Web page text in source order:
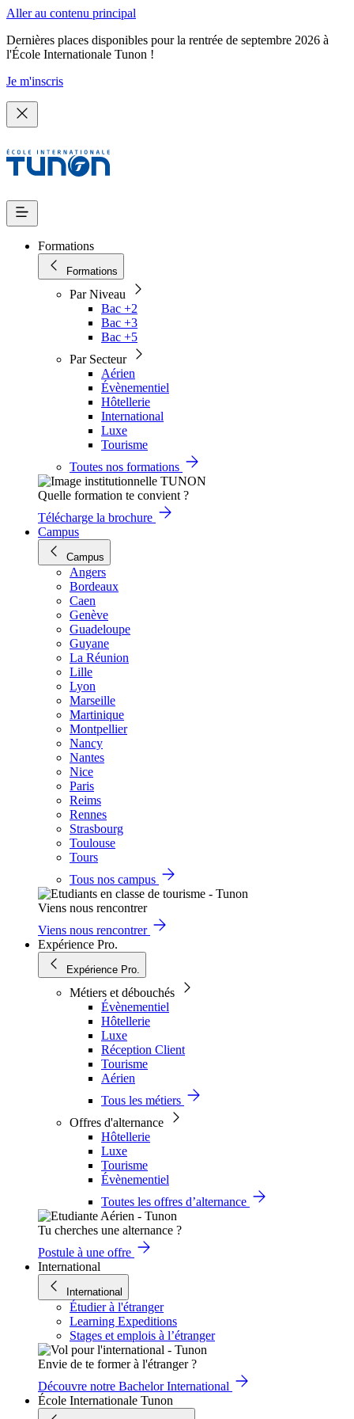
Aller au contenu principal
Dernières places disponibles pour la rentrée de septembre 2026 à
l'École Internationale Tunon !
Je m'inscris
Formations
Formations
Par Niveau
Bac +2
Bac +3
Bac +5
Par Secteur
Aérien
Évènementiel
Hôtellerie
International
Luxe
Tourisme
Toutes nos formations
Quelle formation te convient ?
Télécharge la brochure
Campus
Campus
Angers
Bordeaux
Caen
Genève
Guadeloupe
Guyane
La Réunion
Lille
Lyon
Marseille
Martinique
Montpellier
Nancy
Nantes
Nice
Paris
Reims
Rennes
Strasbourg
Toulouse
Tours
Tous nos campus
Viens nous rencontrer
Viens nous rencontrer
Expérience Pro.
Expérience Pro.
Métiers et débouchés
Évènementiel
Hôtellerie
Luxe
Réception Client
Tourisme
Aérien
Tous les métiers
Offres d'alternance
Hôtellerie
Luxe
Tourisme
Évènementiel
Toutes les offres d’alternance
Tu cherches une alternance ?
Postule à une offre
International
International
Étudier à l'étranger
Learning Expeditions
Stages et emplois à l’étranger
Envie de te former à l'étranger ?
Découvre notre Bachelor International
École Internationale Tunon